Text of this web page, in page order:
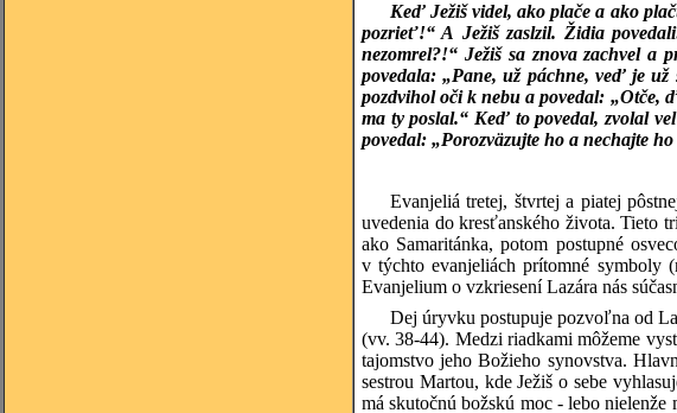
Keď Ježiš videl, ako plače a ako
pozrieť!“ A Ježiš zaslzil. Židia
nezomrel?!“ Ježiš sa znova zachvel a
povedala: „Pane, už páchne, veď je
pozdvihol oči k nebu a povedal: „Otče,
ma ty poslal.“ Keď to povedal, zvolal
povedal: „Porozväzujte ho a nechajte
Evanjeliá tretej, štvrtej a piatej
uvedenia do kresťanského života. Tieto
ako Samaritánka, potom postupné
v týchto evanjeliách prítomné symboly
Evanjelium o vzkriesení Lazára nás
Dej úryvku postupuje pozvoľna od
(vv. 38-44). Medzi riadkami môžeme
tajomstvo jeho Božieho synovstva.
sestrou Martou, kde Ježiš o sebe
má skutočnú božskú moc - lebo